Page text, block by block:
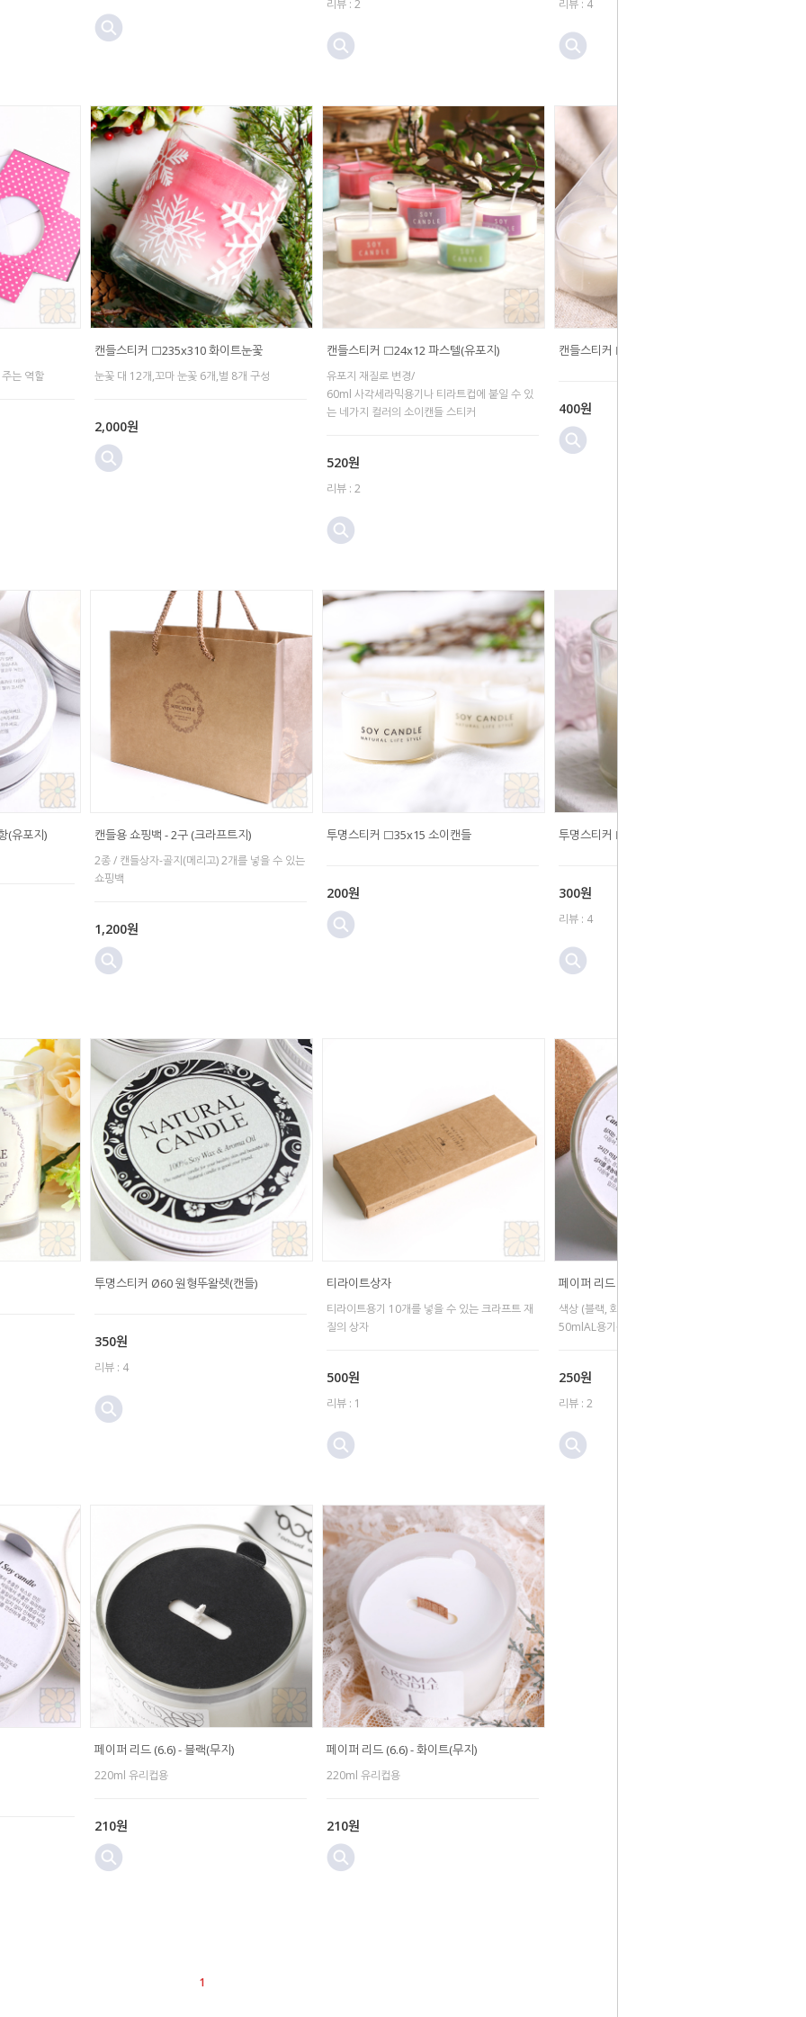
리뷰 : 2 리뷰 : 4
는 역할
캔들스티커 □235x310 화이트눈꽃
눈꽃 대 12개,꼬마 눈꽃 6개,별 8개 구성
2,000원
캔들스티커 □24x12 파스텔(유포지)
유포지 재질로 변경/
60ml 사각세라믹용기나 티라트컵에 붙일 수 있
는 네가지 컬러의 소이캔들 스티커
520원
리뷰 : 2
캔들스티커 □32 화이트(유포지)
400원
(유포지) 캔들용 쇼핑백 - 2구 (크라프트지)
2종 / 캔들상자-골지(메리고) 2개를 넣을 수 있는
쇼핑백
1,200원
투명스티커 □35x15 소이캔들
200원
투명스티커 □50 리프(캔들)
300원
리뷰 : 4
투명스티커 Ø60 원형뚜왈렛(캔들)
350원
리뷰 : 4
티라이트상자
티라이트용기 10개를 넣을 수 있는 크라프트 재
질의 상자
500원
리뷰 : 1
페이퍼 리드 (5.4)
색상 (블랙, 화이트)
50mlAL용기용
250원
리뷰 : 2
페이퍼 리드 (6.6) - 블랙(무지)
220ml 유리컵용
210원
페이퍼 리드 (6.6) - 화이트(무지)
220ml 유리컵용
210원
1